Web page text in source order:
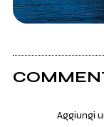
Aggiungi